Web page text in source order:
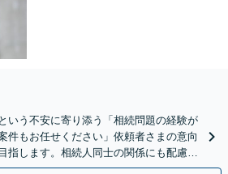
いう不安に寄り添う「相続問題の経験が
件もお任せください」依頼者さまの意向
指します。相続人同士の関係にも配慮